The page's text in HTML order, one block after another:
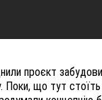
проєкт забудови
Поки, що тут